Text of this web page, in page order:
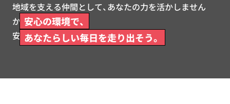
地域を支える仲間として、あなたの力を活かしません
か。
安心して働ける環境をご用意しています。
安心の環境で、
あなたらしい毎日を走り出そう。